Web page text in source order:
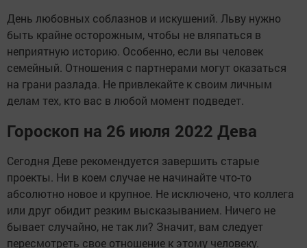
День любовных соблазнов и искушений. Льву нужно
быть крайне осторожным, чтобы не вляпаться в
неприятную историю. Особенно, если вы человек
семейный. Отношения с партнерами могут оказаться
на грани разлада. Не привлекайте к своим личным
делам тех, кто вас в любой момент подведет.
Гороскоп на 26 июля 2022 Дева
Сегодня Деве рекомендуется завершить старые
проекты. Ни в коем случае не начинайте что-то
абсолютно новое и крупное. Не исключено, что коллега
или друг обидит резким высказыванием. Ничего не
бывает случайно, не так ли? Значит, вам следует
пересмотреть свое отношение к этому человеку.